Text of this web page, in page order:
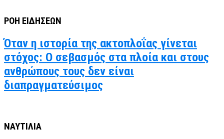
ΡΟΗ ΕΙΔΗΣΕΩΝ
Όταν η ιστορία της ακτοπλοΐας γίνεται
στόχος: Ο σεβασμός στα πλοία και στους
ανθρώπους τους δεν είναι
διαπραγματεύσιμος
ΝΑΥΤΙΛΙΑ